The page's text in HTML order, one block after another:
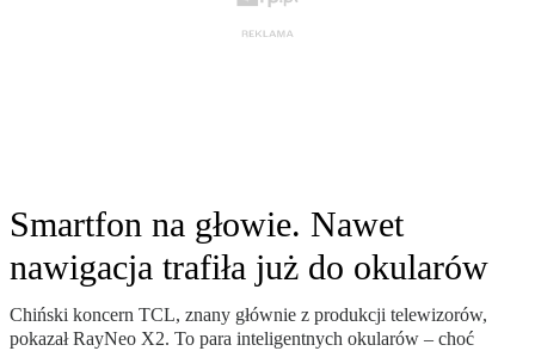
Smartfon na głowie. Nawet
nawigacja trafiła już do okularów
Chiński koncern TCL, znany głównie z produkcji telewizorów,
pokazał RayNeo X2. To para inteligentnych okularów – choć